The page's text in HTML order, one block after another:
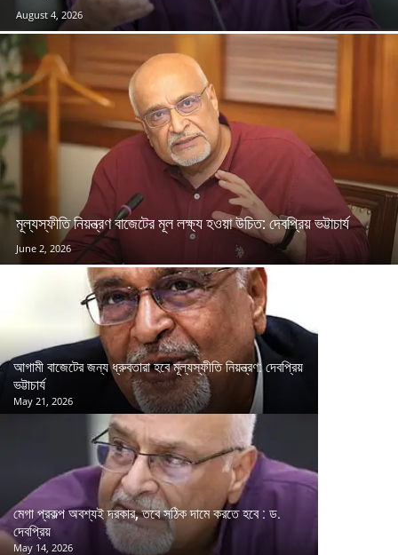
August 4, 2026
মূল্যস্ফীতি নিয়ন্ত্রণ বাজেটের মূল লক্ষ্য হওয়া উচিত: দেবপ্রিয় ভট্টাচার্য
June 2, 2026
আগামী বাজেটের জন্য ধ্রুবতারা হবে মূল্যস্ফীতি নিয়ন্ত্রণ: দেবপ্রিয়
ভট্টাচার্য
May 21, 2026
মেগা প্রকল্প অবশ্যই দরকার, তবে সঠিক দামে করতে হবে : ড.
দেবপ্রিয়
May 14, 2026